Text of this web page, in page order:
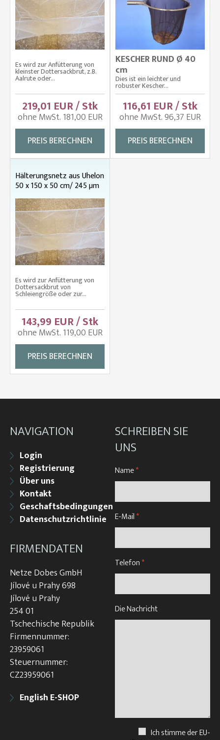
Es wird zur Anfütterung von
kleinster Dottersackbrut, z.B.
Aalrute oder...
219,01 EUR / Stk
ohne MwSt. 181,00 EUR
PREIS BERECHNEN
KESCHER RUND Ø 40
cm
Dies ist ein leichter und
robuster Kescher...
116,61 EUR / Stk
ohne MwSt. 96,37 EUR
PREIS BERECHNEN
Hälterungsnetz aus Uhelon
50 x 150 x 50 cm/ 245 µm
Es wird zur Anfütterung von
Dottersackbrut von
Schleiengröße oder zur...
143,99 EUR / Stk
ohne MwSt. 119,00 EUR
PREIS BERECHNEN
NAVIGATION
Login
Registrierung
Über uns
Kontakt
Geschaftsbedingungen
Datenschutzrichtlinie
FIRMENDATEN
Netze Dobes GmbH
Jílové u Prahy 698
Jílové u Prahy
254 01
Tschechische Republik
Firmennummer:
23959061
Steuernummer:
CZ23959061
English E-SHOP
SCHREIBEN SIE
UNS
Name*
E-Mail*
Telefon*
Die Nachricht
Ich stimme der EU-